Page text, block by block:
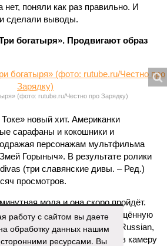
нет, поняли как раз правильно. И
сделали выводы.
богатыря». Продвигают образ
(фото: rutube.ru/Честно про Зарядку)
новый хит. Американки
сарафаны и кокошники и
персонажам мультфильма
Горыныч». В результате ролики
(три славянские дивы. – Ред.)
просмотров.
мода и она скоро пройдёт.
как полгода назад запрещённую
другой тренд – I`m not Russian,
но…», – произносили в камеру
работу с сайтом вы даете
обработку данных нашим
ресурсами. Вы